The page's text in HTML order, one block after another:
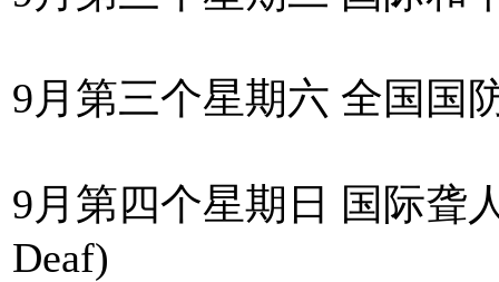
9月第三个星期六 全国国
9月第四个星期日 国际聋
Deaf)